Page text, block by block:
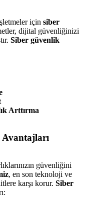
için siber
dijital güvenliğinizi
Siber güvenlik
Arttırma
güvenliğini
, en son teknoloji ve
karşı korur. Siber